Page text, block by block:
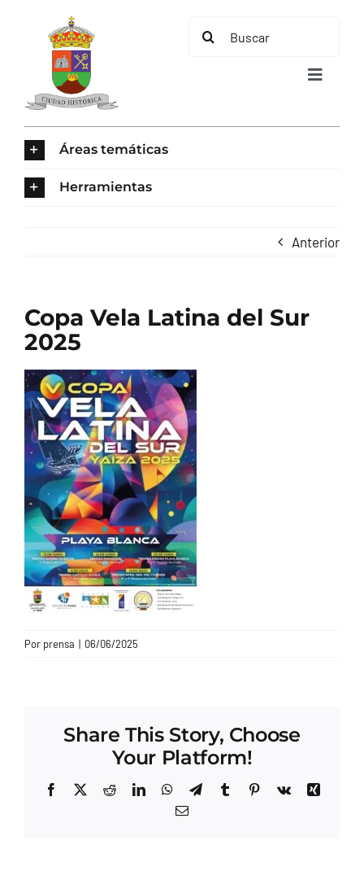
contenido
Buscar:
Toggle
TURISMO
CONTACTO
Áreas temáticas
Herramientas
Anterior
Copa Vela Latina del Sur
2025
Por prensa | 06/06/2025
Share This Story, Choose
Your Platform!
Facebook
X RedditLinkedInWhatsApp
TelegramTumblrPinterest
Vk
Xing
Correo